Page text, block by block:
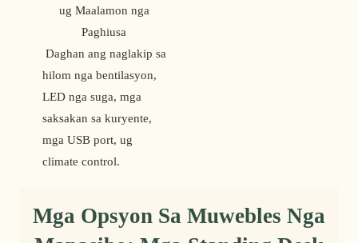
ug Maalamon nga
Paghiusa
Daghan ang naglakip sa
hilom nga bentilasyon,
LED nga suga, mga
saksakan sa kuryente,
mga USB port, ug
climate control.
Mga Opsyon Sa Muwebles Nga